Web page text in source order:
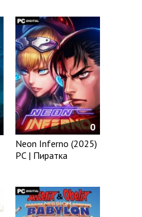
0
Neon Inferno (2025)
PC | Пиратка